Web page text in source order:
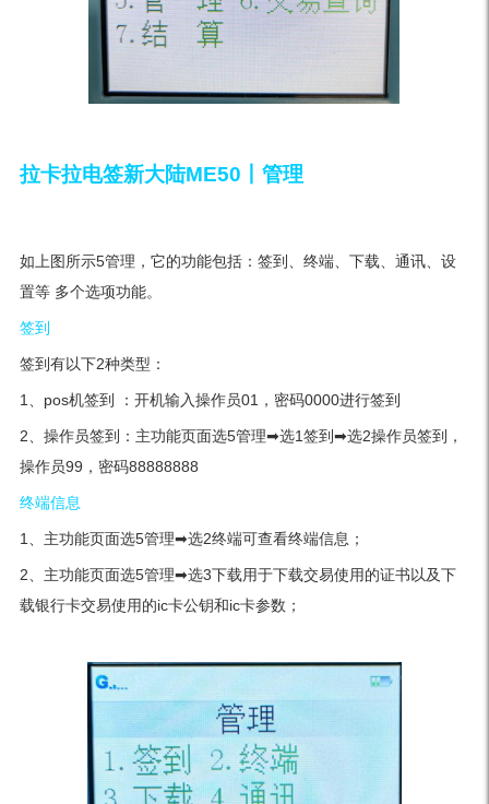
拉卡拉电签新大陆ME50丨管理
如上图所示5管理，它的功能包括：签到、终端、下载、通讯、设
置等 多个选项功能。
签到
签到有以下2种类型：
1、pos机签到 ：开机输入操作员01，密码0000进行签到
2、操作员签到：主功能页面选5管理➡选1签到➡选2操作员签到，
操作员99，密码88888888
终端信息
1、主功能页面选5管理➡选2终端可查看终端信息；
2、主功能页面选5管理➡选3下载用于下载交易使用的证书以及下
载银行卡交易使用的ic卡公钥和ic卡参数；